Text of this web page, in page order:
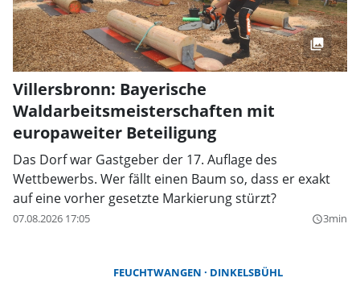
Villersbronn: Bayerische
Waldarbeitsmeisterschaften mit
europaweiter Beteiligung
Das Dorf war Gastgeber der 17. Auflage des
Wettbewerbs. Wer fällt einen Baum so, dass er exakt
auf eine vorher gesetzte Markierung stürzt?
07.08.2026 17:05 query_builder3min
FEUCHTWANGEN DINKELSBÜHL